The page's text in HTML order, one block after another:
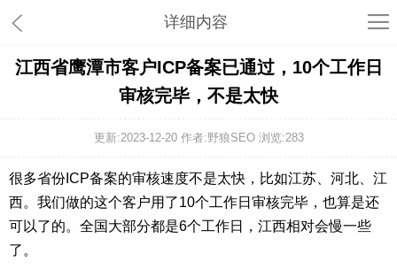
详细内容
江西省鹰潭市客户ICP备案已通过，10个工作日
审核完毕，不是太快
更新:2023-12-20 作者:野狼SEO 浏览:283
很多省份ICP备案的审核速度不是太快，比如江苏、河北、江
西。我们做的这个客户用了10个工作日审核完毕，也算是还
可以了的。全国大部分都是6个工作日，江西相对会慢一些
了。